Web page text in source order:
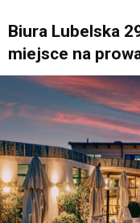
Biura Lubelska
miejsce na